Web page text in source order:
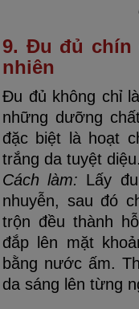
9. Đu đủ chín
nhiên
Đu đủ không chỉ
những dưỡng
đặc biệt là hoạt
trắng da tuyệt diệu.
Cách làm: Lấy
nhuyễn, sau đó
trộn đều thành
đắp lên mặt
bằng nước ấm.
da sáng lên từng